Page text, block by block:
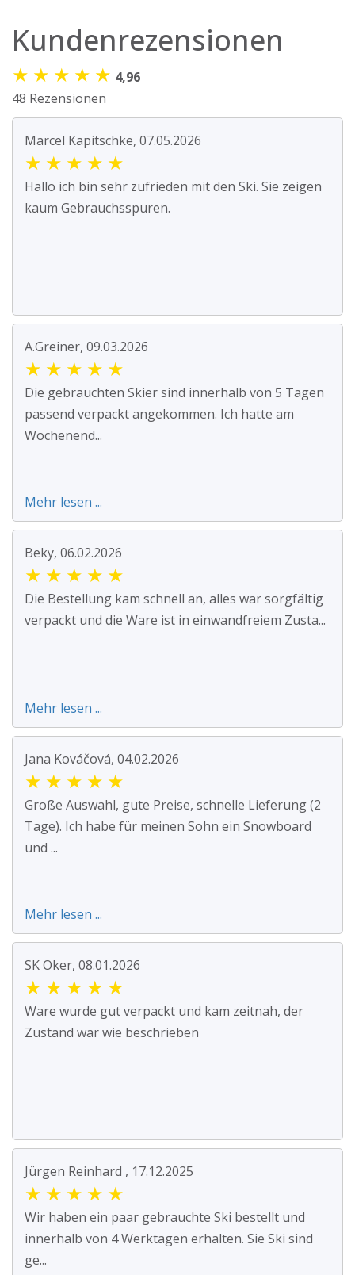
Kundenrezensionen
★ ★ ★ ★ ★ 4,96
48 Rezensionen
Marcel Kapitschke, 07.05.2026
★ ★ ★ ★ ★
Hallo ich bin sehr zufrieden mit den Ski. Sie zeigen
kaum Gebrauchsspuren.
A.Greiner, 09.03.2026
★ ★ ★ ★ ★
Die gebrauchten Skier sind innerhalb von 5 Tagen
passend verpackt angekommen. Ich hatte am
Wochenend...
Mehr lesen ...
Beky, 06.02.2026
★ ★ ★ ★ ★
Die Bestellung kam schnell an, alles war sorgfältig
verpackt und die Ware ist in einwandfreiem Zusta...
Mehr lesen ...
Jana Kováčová, 04.02.2026
★ ★ ★ ★ ★
Große Auswahl, gute Preise, schnelle Lieferung (2
Tage). Ich habe für meinen Sohn ein Snowboard
und ...
Mehr lesen ...
SK Oker, 08.01.2026
★ ★ ★ ★ ★
Ware wurde gut verpackt und kam zeitnah, der
Zustand war wie beschrieben
Jürgen Reinhard , 17.12.2025
★ ★ ★ ★ ★
Wir haben ein paar gebrauchte Ski bestellt und
innerhalb von 4 Werktagen erhalten. Sie Ski sind
ge...